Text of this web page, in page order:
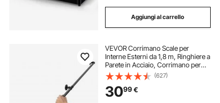
Aggiungi al carrello
VEVOR Corrimano Scale per
Interne Esterni da 1,8 m, Ringhiere a
Parete in Acciaio, Corrimano per
Scale in Tubi 2 Pezzi, Ringhiera
Passamano Montaggio a Parete
Capacità 200 kg Corrimano
Maniglia
(627)
3099€